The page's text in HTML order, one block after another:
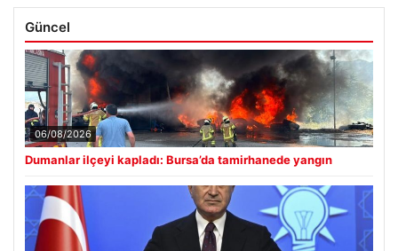
Güncel
06/08/2026
Dumanlar ilçeyi kapladı: Bursa’da tamirhanede yangın